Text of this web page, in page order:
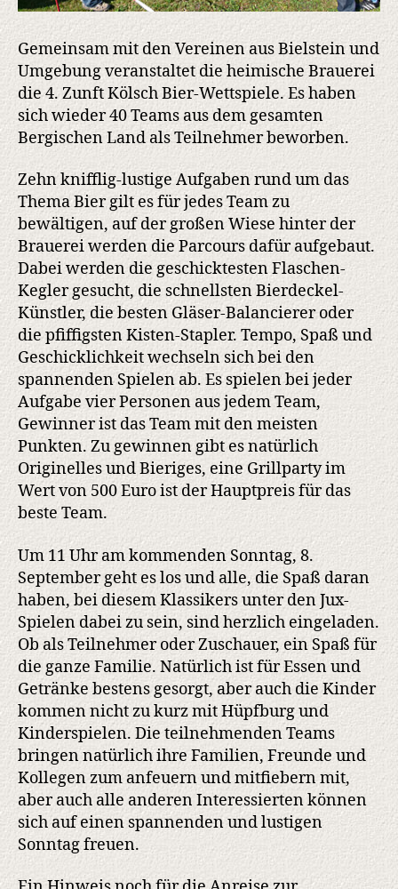
Gemeinsam mit den Vereinen aus Bielstein und
Umgebung veranstaltet die heimische Brauerei
die 4. Zunft Kölsch Bier-Wettspiele. Es haben
sich wieder 40 Teams aus dem gesamten
Bergischen Land als Teilnehmer beworben.
Zehn knifflig-lustige Aufgaben rund um das
Thema Bier gilt es für jedes Team zu
bewältigen, auf der großen Wiese hinter der
Brauerei werden die Parcours dafür aufgebaut.
Dabei werden die geschicktesten Flaschen-
Kegler gesucht, die schnellsten Bierdeckel-
Künstler, die besten Gläser-Balancierer oder
die pfiffigsten Kisten-Stapler. Tempo, Spaß und
Geschicklichkeit wechseln sich bei den
spannenden Spielen ab. Es spielen bei jeder
Aufgabe vier Personen aus jedem Team,
Gewinner ist das Team mit den meisten
Punkten. Zu gewinnen gibt es natürlich
Originelles und Bieriges, eine Grillparty im
Wert von 500 Euro ist der Hauptpreis für das
beste Team.
Um 11 Uhr am kommenden Sonntag, 8.
September geht es los und alle, die Spaß daran
haben, bei diesem Klassikers unter den Jux-
Spielen dabei zu sein, sind herzlich eingeladen.
Ob als Teilnehmer oder Zuschauer, ein Spaß für
die ganze Familie. Natürlich ist für Essen und
Getränke bestens gesorgt, aber auch die Kinder
kommen nicht zu kurz mit Hüpfburg und
Kinderspielen. Die teilnehmenden Teams
bringen natürlich ihre Familien, Freunde und
Kollegen zum anfeuern und mitfiebern mit,
aber auch alle anderen Interessierten können
sich auf einen spannenden und lustigen
Sonntag freuen.